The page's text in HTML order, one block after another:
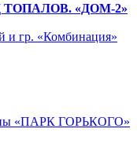
ТОПАЛОВ. «ДОМ-2»
и гр. «Комбинация»
«ПАРК ГОРЬКОГО»